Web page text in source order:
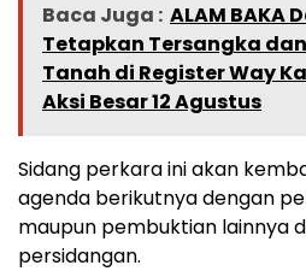
Baca Juga : ALAM BAKA
Tetapkan Tersangka
Tanah di Register Way
Aksi Besar 12 Agustus
Sidang perkara ini akan
agenda berikutnya dengan
maupun pembuktian lainnya
persidangan.